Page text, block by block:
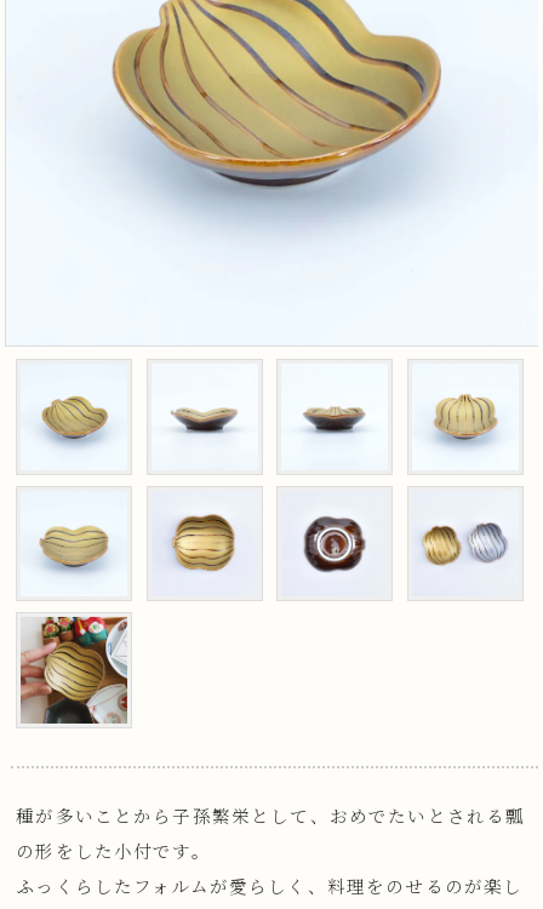
種が多いことから子孫繁栄として、おめでたいとされる瓢
の形をした小付です。
ふっくらしたフォルムが愛らしく、料理をのせるのが楽し